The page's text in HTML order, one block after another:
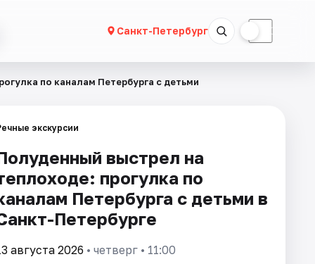
Санкт-Петербург ☾
по каналам Петербурга с детьми
экскурсии
выстрел на
прогулка по
Петербурга с детьми в
Петербурге
августа 2026 • четверг • 11:00